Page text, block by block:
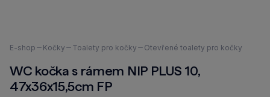
Nacházíte
zde:
E-shop Kočky Toalety pro kočky Otevřené toalety pro kočky
WC kočka s rámem NIP PLUS 10,
47x36x15,5cm FP